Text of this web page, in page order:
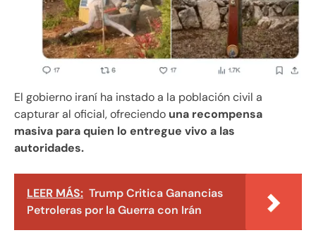
El gobierno iraní ha instado a la población civil a
capturar al oficial, ofreciendo una recompensa
masiva para quien lo entregue vivo a las
autoridades.
LEER MÁS: Trump Critica Ganancias
Petroleras por la Guerra con Irán